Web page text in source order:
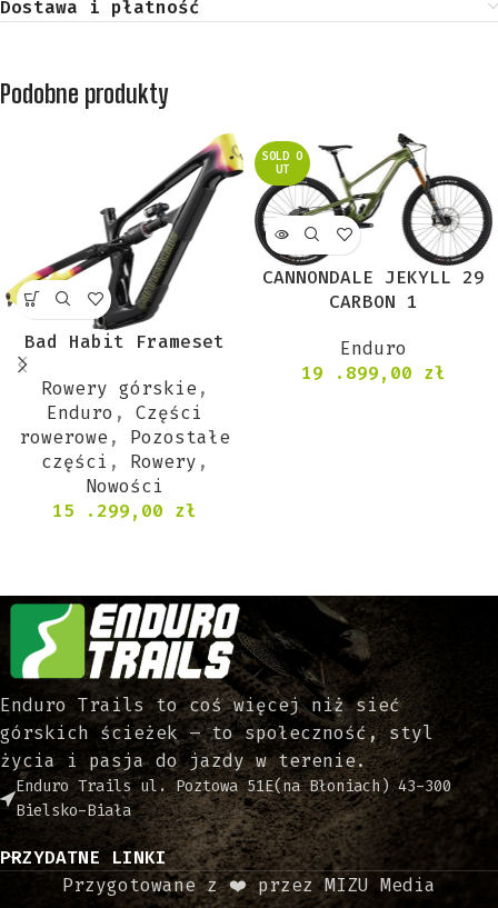
Dostawa i płatność
Podobne produkty
Bad Habit Frameset
Rowery górskie,
Enduro , Części
rowerowe, Pozostałe
części , Rowery ,
Nowości
15 .299,00 zł
SOLD O
UT
CANNONDALE JEKYLL 29
CARBON 1
Enduro
19 .899,00 zł
Enduro Trails to coś więcej niż sieć
górskich ścieżek – to społeczność, styl
życia i pasja do jazdy w terenie.
Enduro Trails ul. Poztowa 51E(na Błoniach) 43-300
Bielsko-Biała
PRZYDATNE LINKI
Przygotowane z ❤️ przez MIZU Media